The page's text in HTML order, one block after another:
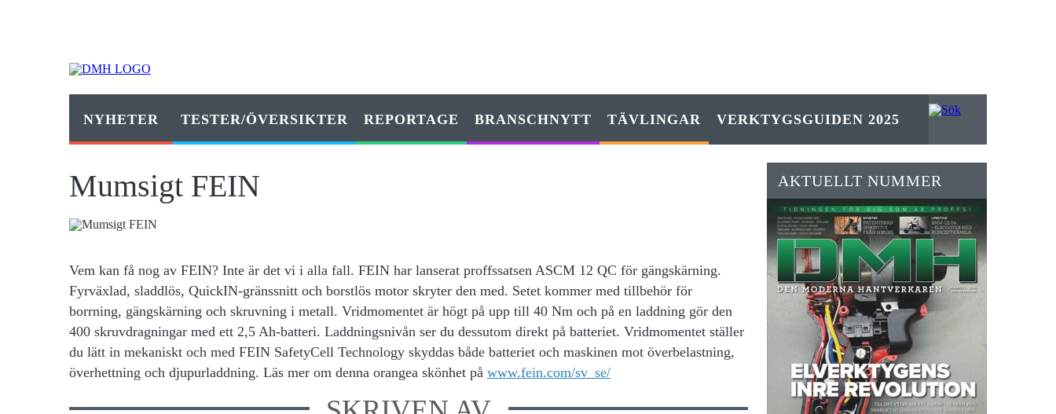
NYHETER TESTER/ÖVERSIKTER REPORTAGE BRANSCHNYTT TÄVLINGAR VERKTYGSGUIDEN 2025
Mumsigt FEIN
Vem kan få nog av FEIN? Inte är det vi i alla fall. FEIN har lanserat proffssatsen ASCM 12 QC för gängskärning.
Fyrväxlad, sladdlös, QuickIN-gränssnitt och borstlös motor skryter den med. Setet kommer med tillbehör för
borrning, gängskärning och skruvning i metall. Vridmomentet är högt på upp till 40 Nm och på en laddning gör den
400 skruvdragningar med ett 2,5 Ah-batteri. Laddningsnivån ser du dessutom direkt på batteriet. Vridmomentet ställer
du lätt in mekaniskt och med FEIN SafetyCell Technology skyddas både batteriet och maskinen mot överbelastning,
överhettning och djupurladdning. Läs mer om denna orangea skönhet på www.fein.com/sv_se/
AKTUELLT NUMMER